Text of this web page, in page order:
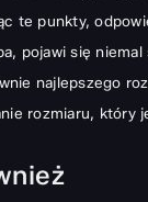
te punkty,
pojawi się niemal
najlepszego
rozmiaru, który